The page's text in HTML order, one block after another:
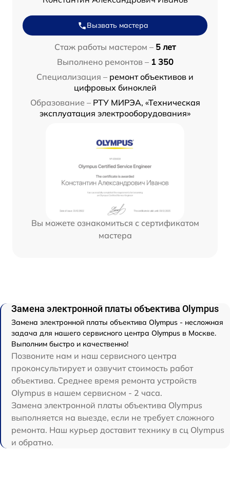
Вызвать мастера
Стаж работы мастером – 5 лет
Выполнено ремонтов – 1 350
Специализация – ремонт объективов и
цифровых биноклей
Образование – РТУ МИРЭА, «Техническая
эксплуатация электрооборудования»
Вы можете ознакомиться с сертификатом
мастера
Замена электронной платы объектива Olympus
Замена электронной платы объектива Olympus - несложная
задача для нашего сервисного центра Olympus в Москве.
Выполним быстро и качественно!
Позвоните нам и наш сервисного центра
проконсультирует и озвучит стоимость работ
объектива. Среднее время ремонта устройств
Olympus в нашем сервисном - 2 часа.
Замена электронной платы объектива Olympus
выполняется на выезде, если не требует сложного
ремонта. Наш курьер доставит технику в сц Olympus
и обратно.